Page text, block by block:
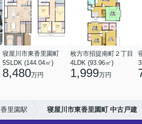
寝屋川市東香里園町
5SLDK (144.04㎡)
8,480万円
枚方市招提南町２丁目
4LDK (93.96㎡)
1,999万円
香里園駅 寝屋川市東香里園町 中古戸建